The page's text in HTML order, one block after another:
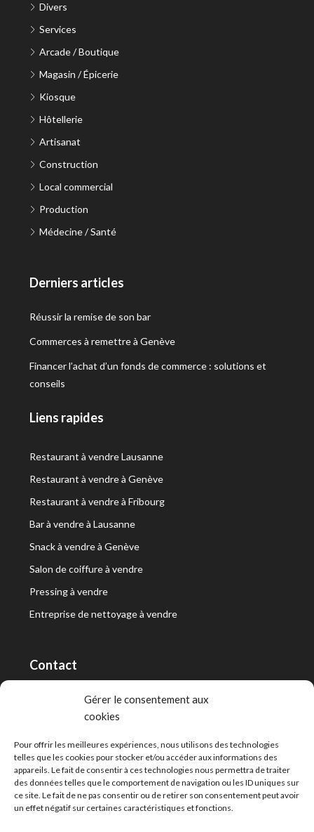
Gérer le consentement aux
cookies
Pour offrir les meilleures expériences, nous utilisons des technologies
telles que les cookies pour stocker et/ou accéder aux informations des
appareils. Le fait de consentir à ces technologies nous permettra de traiter
des données telles que le comportement de navigation ou les ID uniques sur
ce site. Le fait de ne pas consentir ou de retirer son consentement peut avoir
un effet négatif sur certaines caractéristiques et fonctions.
Divers
Services
Arcade / Boutique
Magasin / Épicerie
Kiosque
Hôtellerie
Artisanat
Construction
Local commercial
Production
Médecine / Santé
Derniers articles
Réussir la remise de son bar
Commerces à remettre à Genève
Financer l’achat d’un fonds de commerce : solutions et
conseils
Liens rapides
Restaurant à vendre Lausanne
Restaurant à vendre à Genève
Restaurant à vendre à Fribourg
Bar à vendre à Lausanne
Snack à vendre à Genève
Salon de coiffure à vendre
Pressing à vendre
Entreprise de nettoyage à vendre
Contact
RT Capital First SA/Ltd
info@capitalfirst.ch